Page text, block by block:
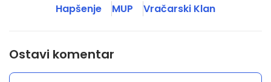
Hapšenje
MUP Vračarski Klan
Ostavi komentar